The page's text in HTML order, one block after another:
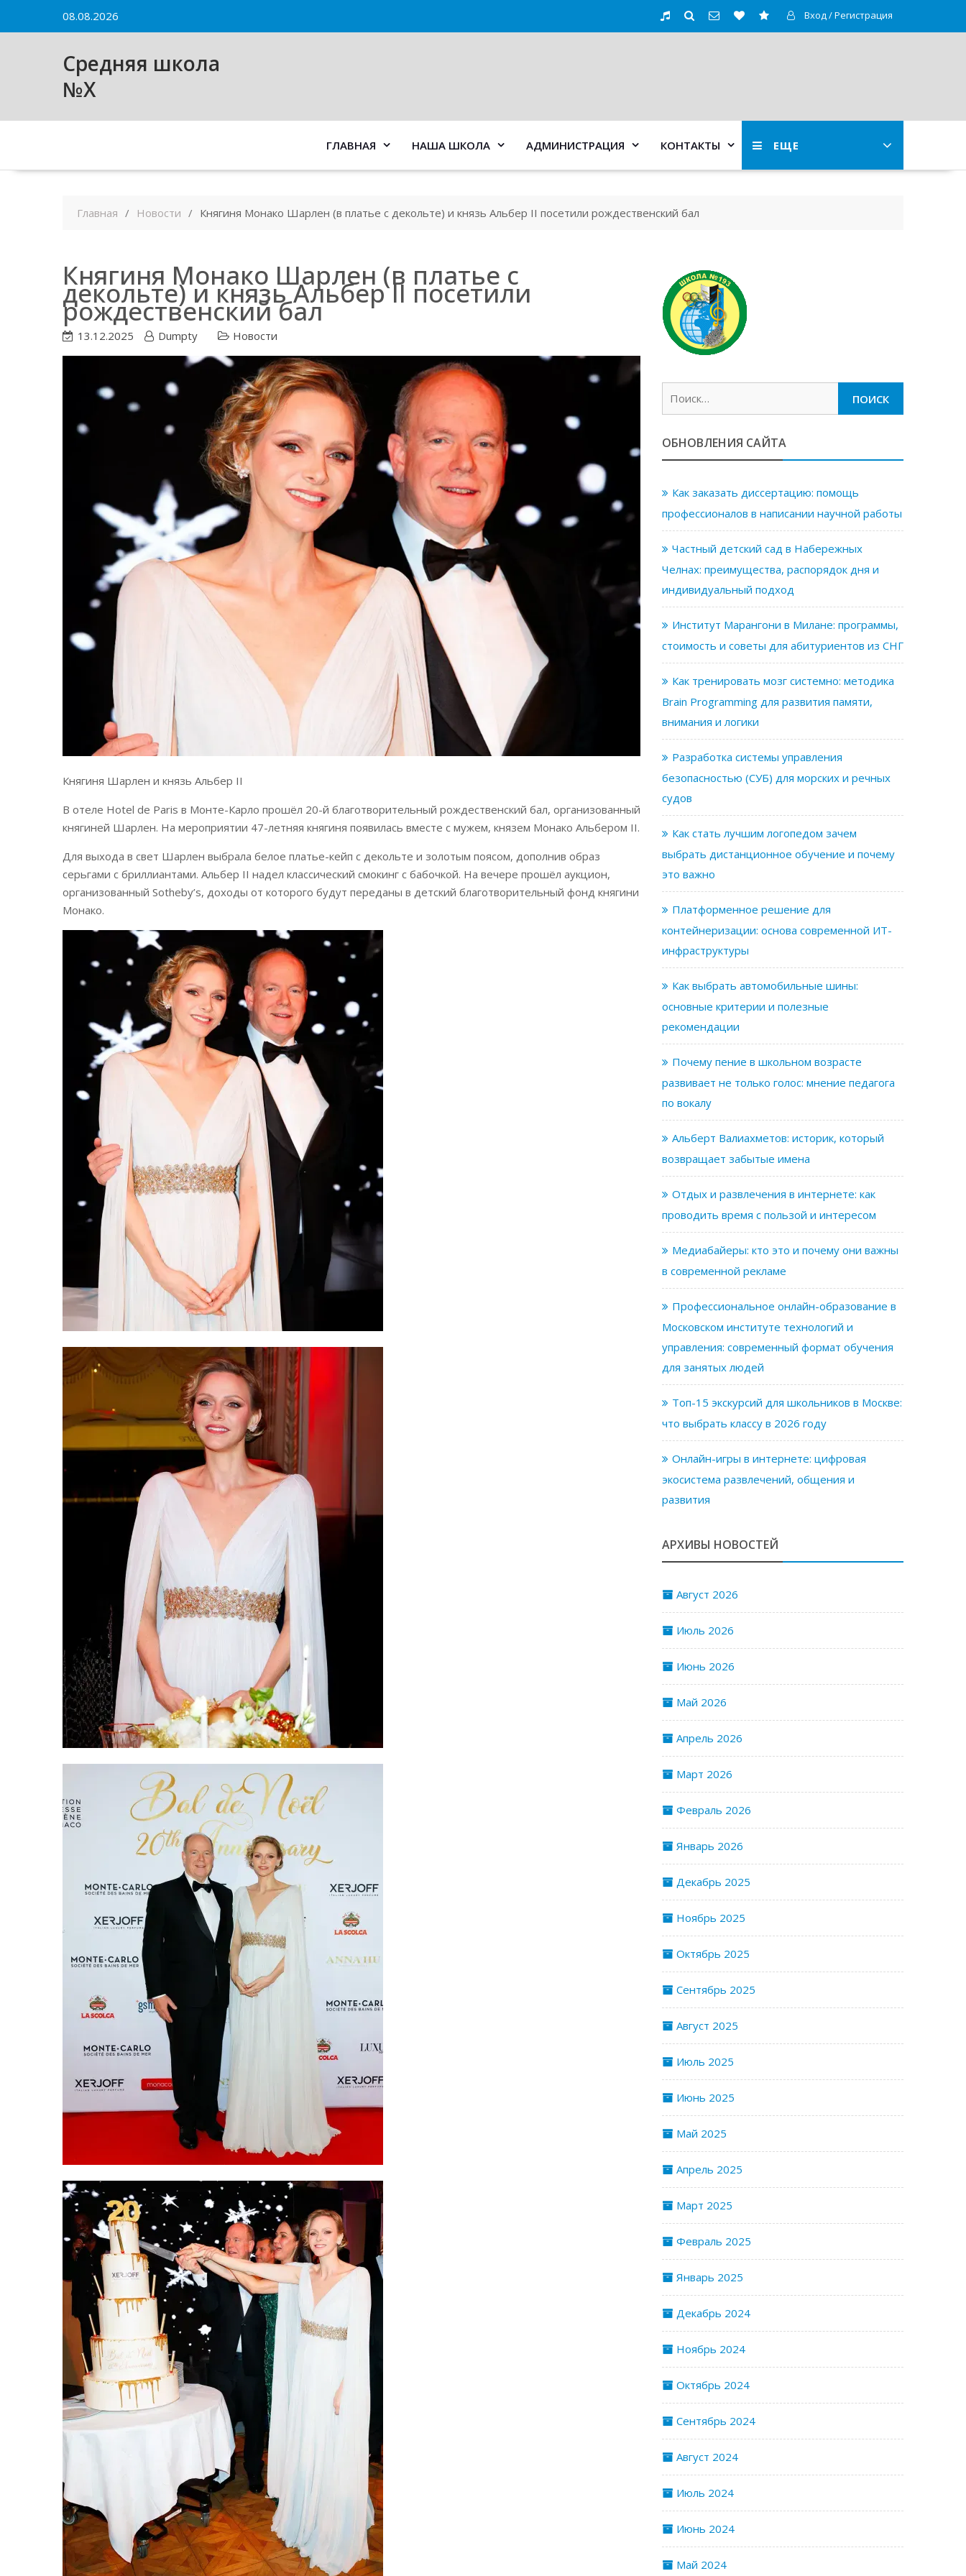
08.08.2026 Вход / Регистрация
Средняя школа
№X
ЕЩЕ
ГЛАВНАЯ НАША ШКОЛА АДМИНИСТРАЦИЯ КОНТАКТЫ
Главная Новости Княгиня Монако Шарлен (в платье с декольте) и князь Альбер II посетили рождественский бал
Княгиня Монако Шарлен (в платье с
декольте) и князь Альбер II посетили
рождественский бал
13.12.2025 Dumpty Новости
Княгиня Шарлен и князь Альбер II
В отеле Hotel de Paris в Монте-Карло прошёл 20-й благотворительный рождественский бал, организованный
княгиней Шарлен. На мероприятии 47-летняя княгиня появилась вместе с мужем, князем Монако Альбером II.
Для выхода в свет Шарлен выбрала белое платье-кейп с декольте и золотым поясом, дополнив образ
серьгами с бриллиантами. Альбер II надел классический смокинг с бабочкой. На вечере прошёл аукцион,
организованный Sotheby’s, доходы от которого будут переданы в детский благотворительный фонд княгини
Монако.
ОБНОВЛЕНИЯ САЙТА
Как заказать диссертацию: помощь
профессионалов в написании научной работы
Частный детский сад в Набережных
Челнах: преимущества, распорядок дня и
индивидуальный подход
Институт Марангони в Милане: программы,
стоимость и советы для абитуриентов из СНГ
Как тренировать мозг системно: методика
Brain Programming для развития памяти,
внимания и логики
Разработка системы управления
безопасностью (СУБ) для морских и речных
судов
Как стать лучшим логопедом зачем
выбрать дистанционное обучение и почему
это важно
Платформенное решение для
контейнеризации: основа современной ИТ-
инфраструктуры
Как выбрать автомобильные шины:
основные критерии и полезные
рекомендации
Почему пение в школьном возрасте
развивает не только голос: мнение педагога
по вокалу
Альберт Валиахметов: историк, который
возвращает забытые имена
Отдых и развлечения в интернете: как
проводить время с пользой и интересом
Медиабайеры: кто это и почему они важны
в современной рекламе
Профессиональное онлайн-образование в
Московском институте технологий и
управления: современный формат обучения
для занятых людей
Топ-15 экскурсий для школьников в Москве:
что выбрать классу в 2026 году
Онлайн-игры в интернете: цифровая
экосистема развлечений, общения и
развития
АРХИВЫ НОВОСТЕЙ
Август 2026
Июль 2026
Июнь 2026
Май 2026
Апрель 2026
Март 2026
Февраль 2026
Январь 2026
Декабрь 2025
Ноябрь 2025
Октябрь 2025
Сентябрь 2025
Август 2025
Июль 2025
Июнь 2025
Май 2025
Апрель 2025
Март 2025
Февраль 2025
Январь 2025
Декабрь 2024
Ноябрь 2024
Октябрь 2024
Сентябрь 2024
Август 2024
Июль 2024
Июнь 2024
Май 2024